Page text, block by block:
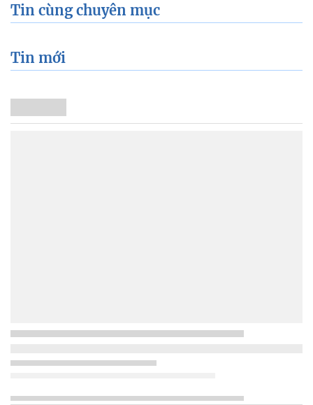
Tin cùng chuyên mục
Tin mới